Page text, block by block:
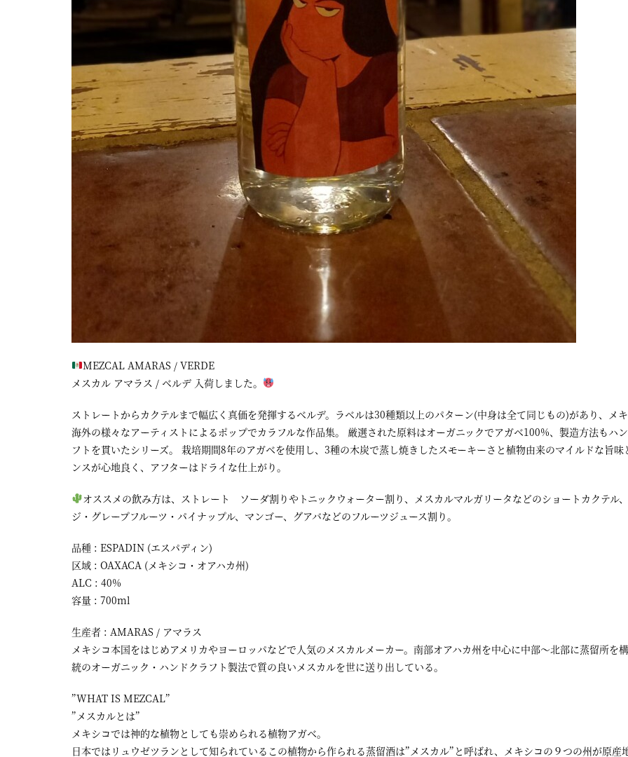
MEZCAL AMARAS / VERDE
メスカル アマラス / ベルデ 入荷しました。
ストレートからカクテルまで幅広く真価を発揮するベルデ。ラベルは30種類以上のパターン(中身は全て同じもの)があり、メ
海外の様々なアーティストによるポップでカラフルな作品集。 厳選された原料はオーガニックでアガベ100%、製造方法もハ
フトを貫いたシリーズ。 栽培期間8年のアガベを使用し、3種の木炭で蒸し焼きしたスモーキーさと植物由来のマイルドな旨味
ンスが心地良く、アフターはドライな仕上がり。
オススメの飲み方は、ストレート ソーダ割りやトニックウォーター割り、メスカルマルガリータなどのショートカクテル
ジ・グレープフルーツ・パイナップル、マンゴー、グアバなどのフルーツジュース割り。
品種 : ESPADIN (エスパディン)
区域 : OAXACA (メキシコ・オアハカ州)
ALC : 40%
容量 : 700ml
生産者 : AMARAS / アマラス
メキシコ本国をはじめアメリカやヨーロッパなどで人気のメスカルメーカー。南部オアハカ州を中心に中部〜北部に蒸留所を
統のオーガニック・ハンドクラフト製法で質の良いメスカルを世に送り出している。
”WHAT IS MEZCAL”
”メスカルとは”
メキシコでは神的な植物としても崇められる植物アガベ。
日本ではリュウゼツランとして知られているこの植物から作られる蒸留酒は”メスカル”と呼ばれ、メキシコの９つの州が原産